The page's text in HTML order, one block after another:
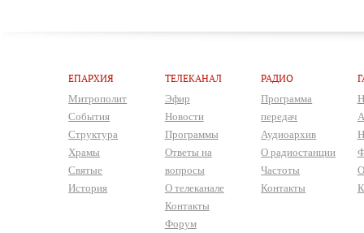
ЕПАРХИЯ
Митрополит
События
Структура
Храмы
Святые
История
ТЕЛЕКАНАЛ
Эфир
Новости
Программы
Ответы на
вопросы
О телеканале
Контакты
Форум
РАДИО
Программа
передач
Аудиоархив
О радиостанции
Частоты
Контакты